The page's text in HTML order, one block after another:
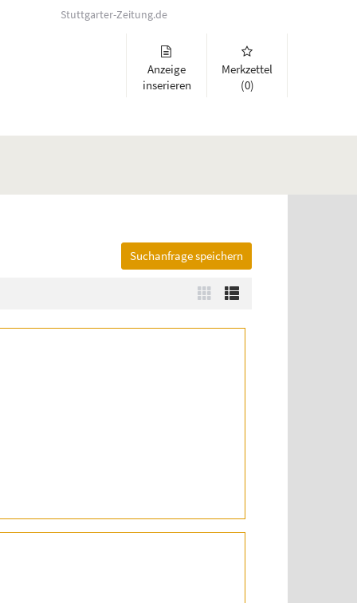
Stuttgarter-Zeitung.de
Anzeige
inserieren
Merkzettel
(0)
und Links zu öffnen. Mit Pfeil rechts klappen Sie auf, mit
Suchanfrage speichern